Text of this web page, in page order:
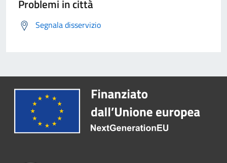
Problemi in città
Segnala disservizio